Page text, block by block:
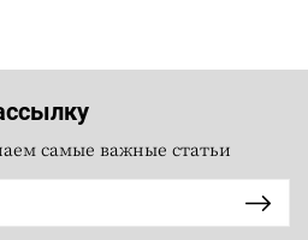
самые важные статьи